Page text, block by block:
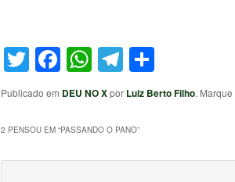
Twitter
Facebook
WhatsApp
Telegram
Share
Publicado em DEU NO Xpor Luiz Berto Filho. Marque
2 PENSOU EM “PASSANDO O PANO”